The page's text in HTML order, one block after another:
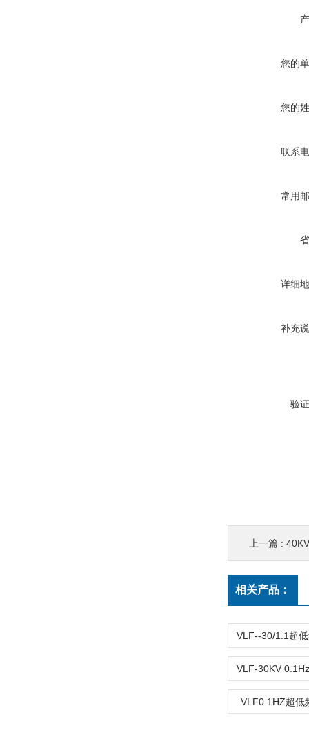
您的
您的
联系
常用
详细
补充
验
上一篇 :
相关产品：
VLF--30/1.1超
VLF0.1HZ超低